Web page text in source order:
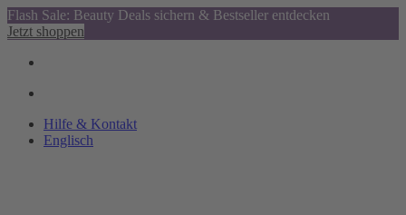
Flash Sale: Beauty Deals sichern & Bestseller entdecken
Jetzt shoppen
Hilfe & Kontakt
Englisch